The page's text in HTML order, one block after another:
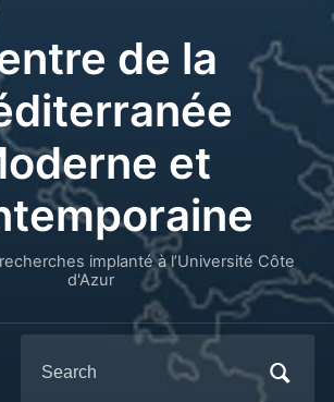
de la
et
implanté à l’Université Côte
d'Azur
for: